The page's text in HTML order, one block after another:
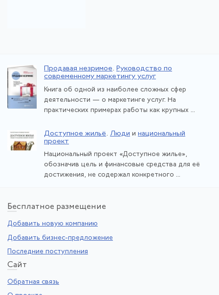
Продавая незримое. Руководство по
современному маркетингу услуг
Книга об одной из наиболее сложных сфер
деятельности — о маркетинге услуг. На
практических примерах работы как крупных ...
Доступное жильё. Люди и национальный
проект
Национальный проект «Доступное жилье»,
обозначив цель и финансовые средства для её
достижения, не содержал конкретного ...
Бесплатное размещение
Добавить новую компанию
Добавить бизнес-предложение
Последние поступления
Сайт
Обратная связь